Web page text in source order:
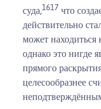
суда,1617 что
действительно
может
однако это нигде
прямого
целесообразнее